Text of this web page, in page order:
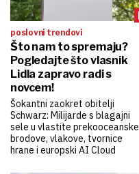
poslovni trendovi
Što nam to spremaju?
Pogledajte što vlasnik
Lidla zapravo radi s
novcem!
Šokantni zaokret obitelji
Schwarz: Milijarde s blagajni
sele u vlastite prekooceanske
brodove, vlakove, tvornice
hrane i europski AI Cloud